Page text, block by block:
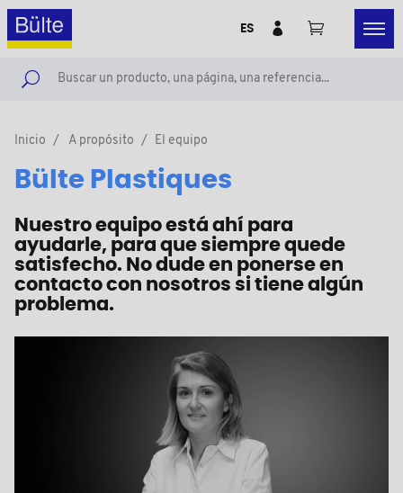
ES
Inicio A propósito El equipo
Bülte Plastiques
Nuestro equipo está ahí para
ayudarle, para que siempre quede
satisfecho. No dude en ponerse en
contacto con nosotros si tiene algún
problema.